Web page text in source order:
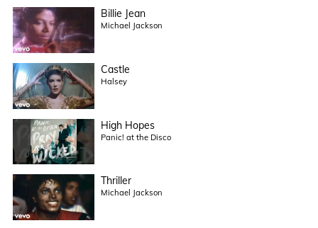
Billie Jean
Michael Jackson
Castle
Halsey
High Hopes
Panic! at the Disco
Thriller
Michael Jackson